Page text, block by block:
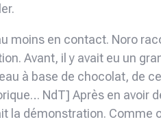
moins en contact. Noro
Avant, il y avait eu un
à base de chocolat, de
NdT] Après en avoir
la démonstration. Comme